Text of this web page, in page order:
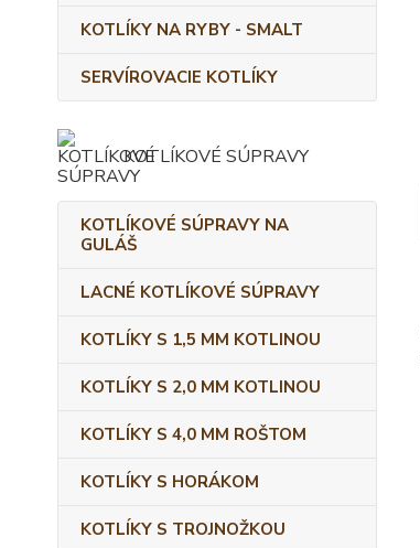
KOTLÍKY NA RYBY - SMALT
SERVÍROVACIE KOTLÍKY
KOTLÍKOVÉ SÚPRAVY
KOTLÍKOVÉ SÚPRAVY NA
GULÁŠ
LACNÉ KOTLÍKOVÉ SÚPRAVY
KOTLÍKY S 1,5 MM KOTLINOU
KOTLÍKY S 2,0 MM KOTLINOU
KOTLÍKY S 4,0 MM ROŠTOM
KOTLÍKY S HORÁKOM
KOTLÍKY S TROJNOŽKOU